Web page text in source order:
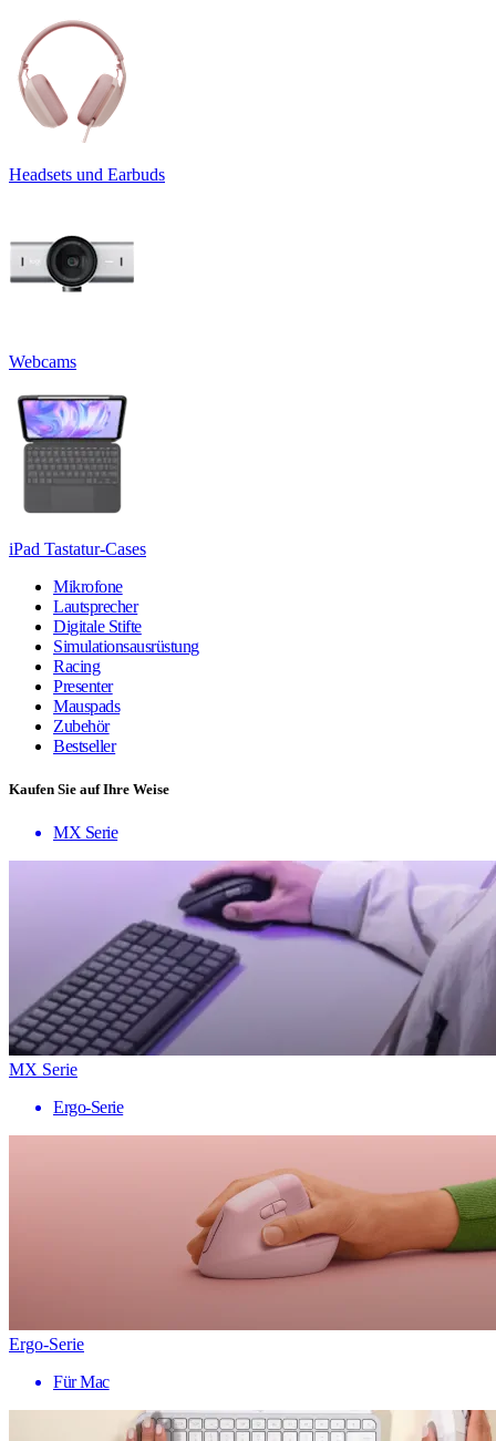
Headsets und Earbuds
Webcams
iPad Tastatur-Cases
Mikrofone
Lautsprecher
Digitale Stifte
Simulationsausrüstung
Racing
Presenter
Mauspads
Zubehör
Bestseller
Kaufen Sie auf Ihre Weise
MX Serie
MX Serie
Ergo-Serie
Ergo-Serie
Für Mac